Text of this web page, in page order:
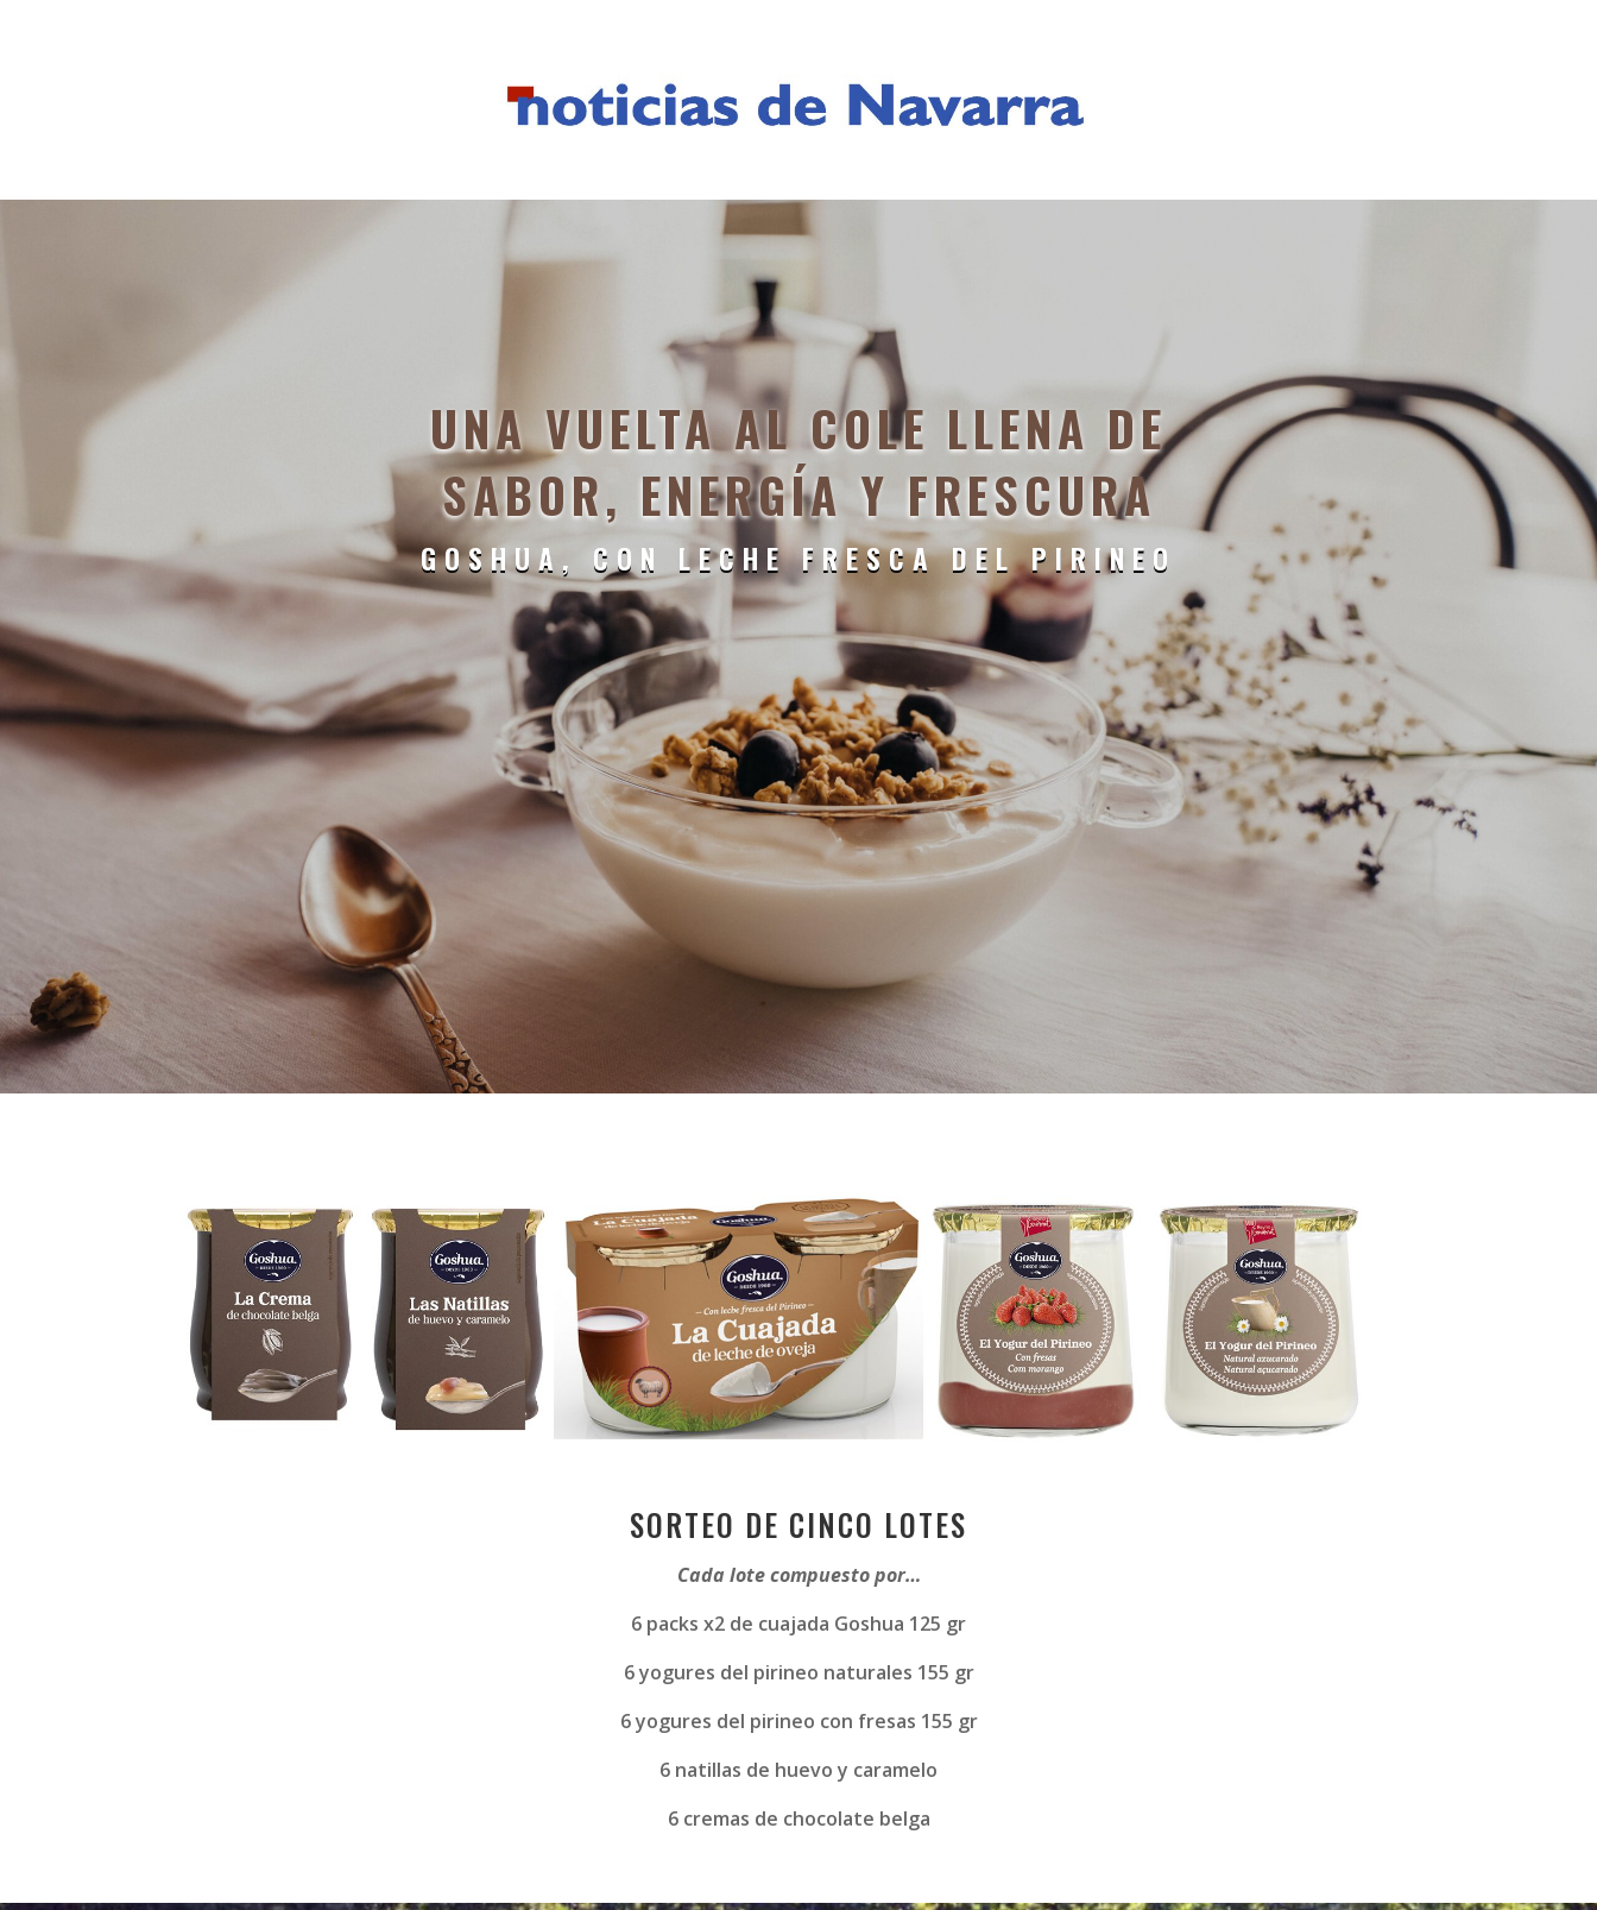
UNA VUELTA AL COLE LLENA DE
SABOR, ENERGÍA Y FRESCURA
GOSHUA, CON LECHE FRESCA DEL PIRINEO
SORTEO DE CINCO LOTES
Cada lote compuesto por…
6 packs x2 de cuajada Goshua 125 gr
6 yogures del pirineo naturales 155 gr
6 yogures del pirineo con fresas 155 gr
6 natillas de huevo y caramelo
6 cremas de chocolate belga